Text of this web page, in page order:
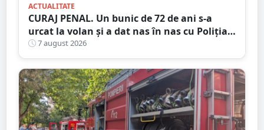
ACTUALITATE
CURAJ PENAL. Un bunic de 72 de ani s-a
urcat la volan și a dat nas în nas cu Poliția
Satu Mare
7 august 2026